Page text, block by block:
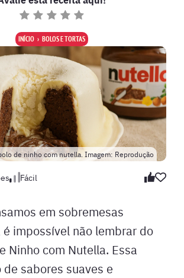
INÍCIO BOLOS E TORTAS
de ninho com nutella. Imagem: Reprodução
Fácil
em sobremesas
impossível não lembrar do
Ninho com Nutella. Essa
sabores suaves e